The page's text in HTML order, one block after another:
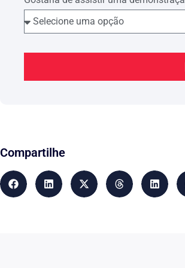
Destaque-se que tal pagamento
desde o 16� (d�cimo sexto) dia
SERVI�OS ESSENCIAIS �
Contudo, caso haja
peritos decorre da Lei n� 7783,
presta��o de servi�os
comunidade.
Compartilhe